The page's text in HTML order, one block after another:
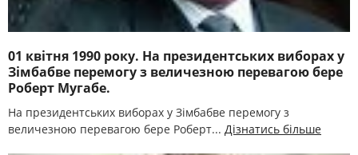
01 квітня 1990 року. На президентських виборах у
Зімбабве перемогу з величезною перевагою бере
Роберт Мугабе.
На президентських виборах у Зімбабве перемогу з
величезною перевагою бере Роберт... Дізнатись більше